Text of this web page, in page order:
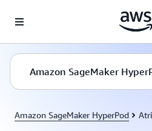
Pular para o conteúdo principal
Amazon SageMaker
Amazon SageMaker HyperPod